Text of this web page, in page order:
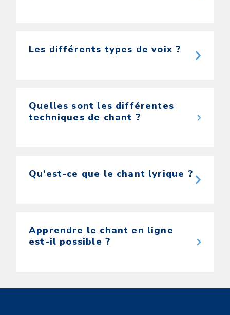
Les différents types de voix ?
Quelles sont les différentes
techniques de chant ?
Qu’est-ce que le chant lyrique ?
Apprendre le chant en ligne
est-il possible ?